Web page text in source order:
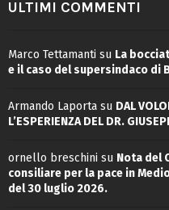
ULTIMI COMMENTI
Marco Tettamanti su La
e il caso del supersindaco di
Armando Laporta su DAL
L’ESPERIENZA DEL DR.
ornello breschini su Nota del
consiliare per la pace in
del 30 luglio 2026.